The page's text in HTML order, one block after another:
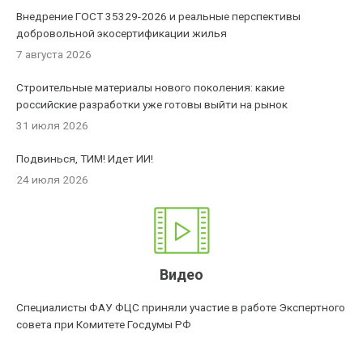
Внедрение ГОСТ 35329-2026 и реальные перспективы
добровольной экосертификации жилья
7 августа 2026
Строительные материалы нового поколения: какие
российские разработки уже готовы выйти на рынок
31 июля 2026
Подвинься, ТИМ! Идет ИИ!
24 июля 2026
Видео
Специалисты ФАУ ФЦС приняли участие в работе Экспертного
совета при Комитете Госдумы РФ